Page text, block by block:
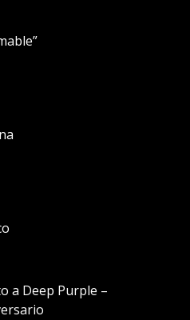
a Deep Purple –